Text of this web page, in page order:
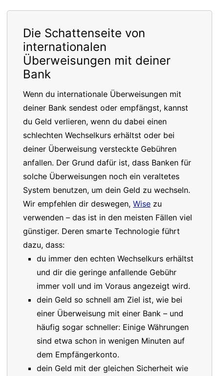
Die Schattenseite von
internationalen
Überweisungen mit deiner
Bank
Wenn du internationale Überweisungen mit
deiner Bank sendest oder empfängst, kannst
du Geld verlieren, wenn du dabei einen
schlechten Wechselkurs erhältst oder bei
deiner Überweisung versteckte Gebühren
anfallen. Der Grund dafür ist, dass Banken für
solche Überweisungen noch ein veraltetes
System benutzen, um dein Geld zu wechseln.
Wir empfehlen dir deswegen, Wise zu
verwenden – das ist in den meisten Fällen viel
günstiger. Deren smarte Technologie führt
dazu, dass:
du immer den echten Wechselkurs erhältst
und dir die geringe anfallende Gebühr
immer voll und im Voraus angezeigt wird.
dein Geld so schnell am Ziel ist, wie bei
einer Überweisung mit einer Bank – und
häufig sogar schneller: Einige Währungen
sind etwa schon in wenigen Minuten auf
dem Empfängerkonto.
dein Geld mit der gleichen Sicherheit wie